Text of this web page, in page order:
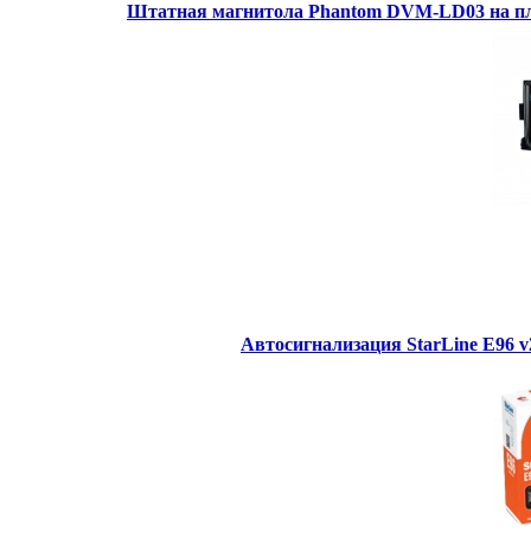
Штатная магнитола Phantom DVM-LD03 на
Автосигнализация StarLine E96